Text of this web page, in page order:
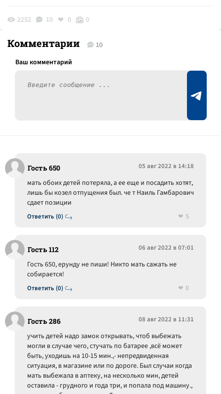
2252 10 0 0
Комментарии 10
Гость 650 05 авг 2022 в 14:18
Ответить (0)
мать обоих детей потеряла, а ее еще и посадить хотят,
лишь бы козел отпущения был. че т Наиль Гамбарович
сдает позиции
5
Гость 112 06 авг 2022 в 07:01
Ответить (0)
Гость 650, ерунду не пиши! Никто мать сажать не
собирается!
0
Гость 286 08 авг 2022 в 11:31
учить детей надо замок открывать, чтоб выбежать
могли в случае чего, стучать по батарее ,всё может
быть, уходишь на 10-15 мин.,- непредвиденная
ситуация, в магазине или по дороге. Был случаи когда
мать выбежала в аптеку, на несколько мин, детей
оставила - грудного и года три, и попала под машину.,